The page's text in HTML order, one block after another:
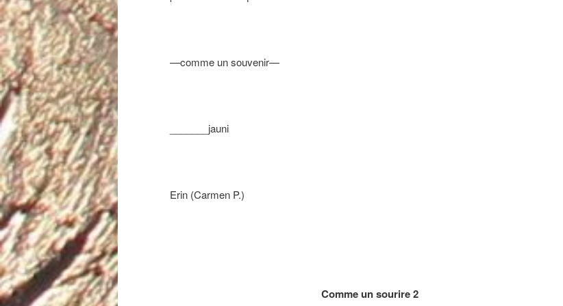
—comme un souvenir—
_______jauni
Erin (Carmen P.)
Comme un sourire 2